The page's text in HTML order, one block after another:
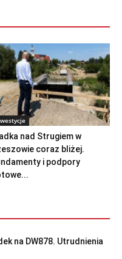
nad Strugiem w
coraz bliżej.
i podpory
na DW878. Utrudnienia